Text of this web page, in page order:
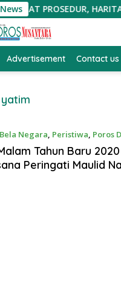
PROSEDUR, HARITA
Advertisement Contact us
Negara, Peristiwa, Poros
Tahun Baru
Peringati Maulid